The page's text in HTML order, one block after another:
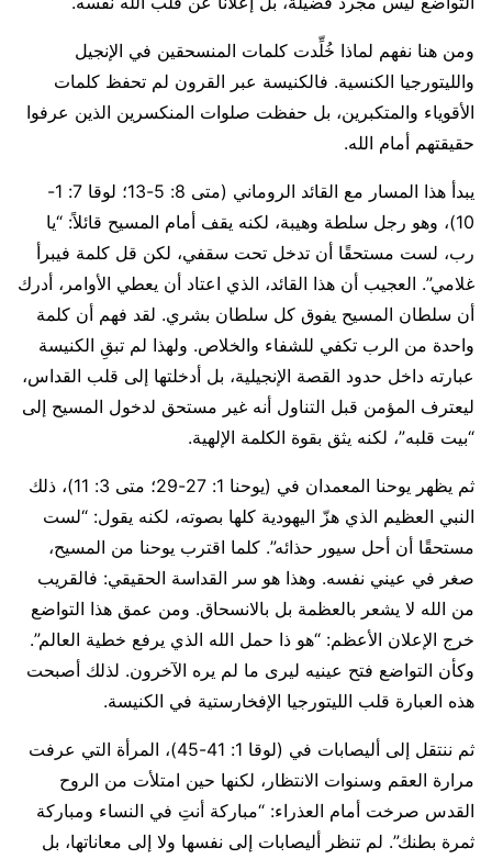
ومن هنا نفهم لماذا خُلِّدت كلمات المنسحقين في الإنجيل
والليتورجيا الكنسية. فالكنيسة عبر القرون لم تحفظ كلمات
الأقوياء والمتكبرين، بل حفظت صلوات المنكسرين الذين عرفوا
حقيقتهم أمام الله.
يبدأ هذا المسار مع القائد الروماني (متى 8: 5-13؛ لوقا 7: 1-
10)، وهو رجل سلطة وهيبة، لكنه يقف أمام المسيح قائلاً: “يا
رب، لست مستحقًا أن تدخل تحت سقفي، لكن قل كلمة فيبرأ
غلامي”. العجيب أن هذا القائد، الذي اعتاد أن يعطي الأوامر، أدرك
أن سلطان المسيح يفوق كل سلطان بشري. لقد فهم أن كلمة
واحدة من الرب تكفي للشفاء والخلاص. ولهذا لم تبقِ الكنيسة
عبارته داخل حدود القصة الإنجيلية، بل أدخلتها إلى قلب القداس،
ليعترف المؤمن قبل التناول أنه غير مستحق لدخول المسيح إلى
“بيت قلبه”، لكنه يثق بقوة الكلمة الإلهية.
ثم يظهر يوحنا المعمدان في (يوحنا 1: 27-29؛ متى 3: 11)، ذلك
النبي العظيم الذي هزّ اليهودية كلها بصوته، لكنه يقول: “لست
مستحقًا أن أحل سيور حذائه”. كلما اقترب يوحنا من المسيح،
صغر في عيني نفسه. وهذا هو سر القداسة الحقيقي: فالقريب
من الله لا يشعر بالعظمة بل بالانسحاق. ومن عمق هذا التواضع
خرج الإعلان الأعظم: “هو ذا حمل الله الذي يرفع خطية العالم”.
وكأن التواضع فتح عينيه ليرى ما لم يره الآخرون. لذلك أصبحت
هذه العبارة قلب الليتورجيا الإفخارستية في الكنيسة.
ثم ننتقل إلى أليصابات في (لوقا 1: 41-45)، المرأة التي عرفت
مرارة العقم وسنوات الانتظار، لكنها حين امتلأت من الروح
القدس صرخت أمام العذراء: “مباركة أنتِ في النساء ومباركة
ثمرة بطنك”. لم تنظر أليصابات إلى نفسها ولا إلى معاناتها، بل